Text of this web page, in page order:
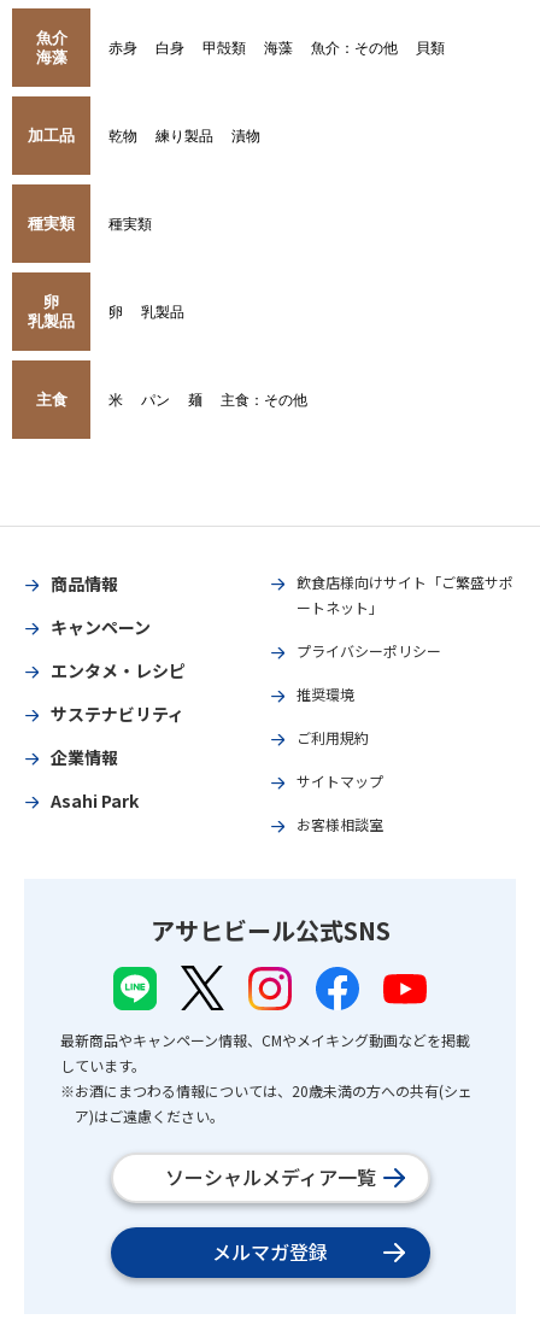
魚介
海藻
赤身 白身 甲殻類 海藻 魚介：その他 貝類
加工品 乾物 練り製品 漬物
種実類 種実類
卵
乳製品
卵 乳製品
主食 米 パン 麺 主食：その他
商品情報
キャンペーン
エンタメ・レシピ
サステナビリティ
企業情報
Asahi Park
飲食店様向けサイト「ご繁盛サポ
ートネット」
プライバシーポリシー
推奨環境
ご利用規約
サイトマップ
お客様相談室
アサヒビール公式SNS
最新商品やキャンペーン情報、CMやメイキング動画などを掲載
しています。
※お酒にまつわる情報については、20歳未満の方への共有(シェ
ア)はご遠慮ください。
ソーシャルメディア一覧
メルマガ登録